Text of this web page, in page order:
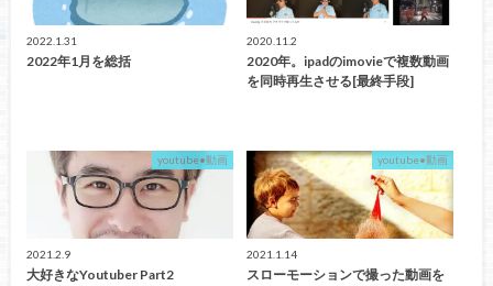
2022.1.31
2022年1月を総括
2020.11.2
2020年。ipadのimovieで複数動画
を同時再生させる[最終手段]
youtube•動画
2021.2.9
大好きなYoutuber Part2
youtube•動画
2021.1.14
スローモーションで撮った動画を